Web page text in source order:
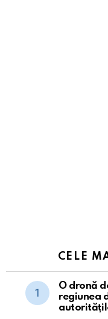
CELE
O dronă
regiunea